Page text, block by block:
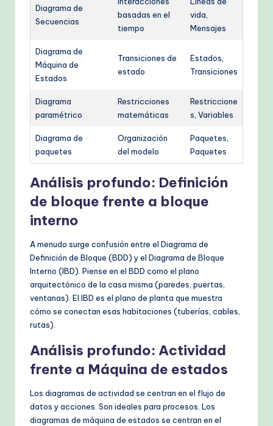
Diagrama de
Secuencias
basadas en el
tiempo
vida,
Mensajes
Diagrama de
Máquina de
Estados
Transiciones de
estado
Estados,
Transiciones
Diagrama
paramétrico
Restricciones
matemáticas
Restriccione
s, Variables
Diagrama de
paquetes
Organización
del modelo
Paquetes,
Paquetes
Análisis profundo: Definición
de bloque frente a bloque
interno
A menudo surge confusión entre el Diagrama de
Definición de Bloque (BDD) y el Diagrama de Bloque
Interno (IBD). Piense en el BDD como el plano
arquitectónico de la casa misma (paredes, puertas,
ventanas). El IBD es el plano de planta que muestra
cómo se conectan esas habitaciones (tuberías, cables,
rutas).
Análisis profundo: Actividad
frente a Máquina de estados
Los diagramas de actividad se centran en el flujo de
datos y acciones. Son ideales para procesos. Los
diagramas de máquina de estados se centran en el